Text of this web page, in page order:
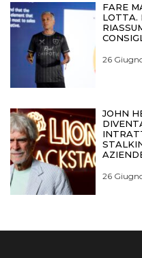
FARE
LOTTA.
26
JOHN
26